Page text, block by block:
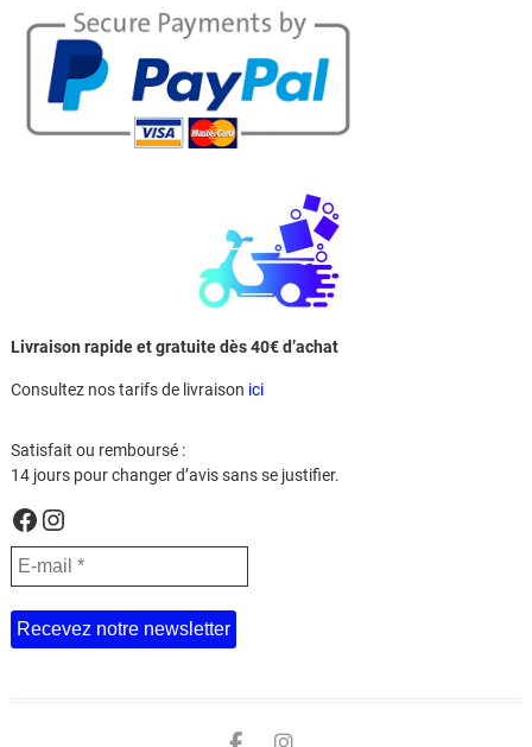
Livraison rapide et gratuite dès 40€ d’achat
Consultez nos tarifs de livraison ici
Satisfait ou remboursé :
14 jours pour changer d’avis sans se justifier.
Facebook
Instagram
Facebook
Instagram